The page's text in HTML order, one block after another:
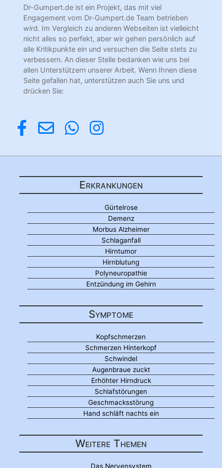
Dr-Gumpert.de ist ein Projekt, das mit viel
Engagement vom Dr-Gumpert.de Team betrieben
wird. Im Vergleich zu anderen Webseiten ist vielleicht
nicht alles so perfekt, aber wir gehen persönlich auf
alle Kritikpunkte ein und versuchen die Seite stets zu
verbessern. An dieser Stelle bedanken wie uns bei
allen Unterstützern unserer Arbeit. Wenn Ihnen diese
Seite gefallen hat, unterstützen auch Sie uns und
drücken Sie:
Erkrankungen
Gürtelrose
Demenz
Morbus Alzheimer
Schlaganfall
Hirntumor
Hirnblutung
Polyneuropathie
Entzündung im Gehirn
Symptome
Kopfschmerzen
Schmerzen Hinterkopf
Schwindel
Augenbraue zuckt
Erhöhter Hirndruck
Schlafstörungen
Geschmacksstörung
Hand schläft nachts ein
Weitere Themen
Das Nervensystem